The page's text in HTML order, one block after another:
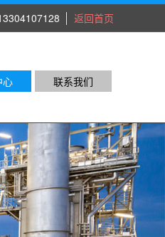
返回首页
心 联系我们